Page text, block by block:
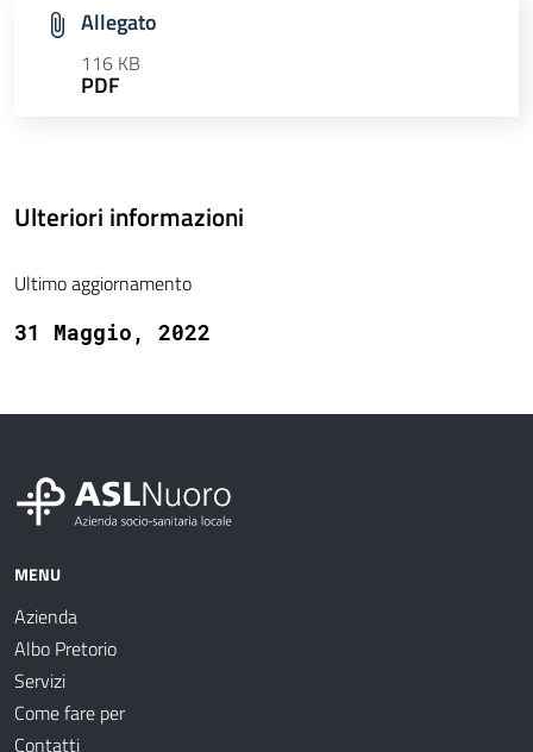
Allegato
116 KB
PDF
Ulteriori informazioni
Ultimo aggiornamento
31 Maggio, 2022
MENU
Azienda
Albo Pretorio
Servizi
Come fare per
Contatti